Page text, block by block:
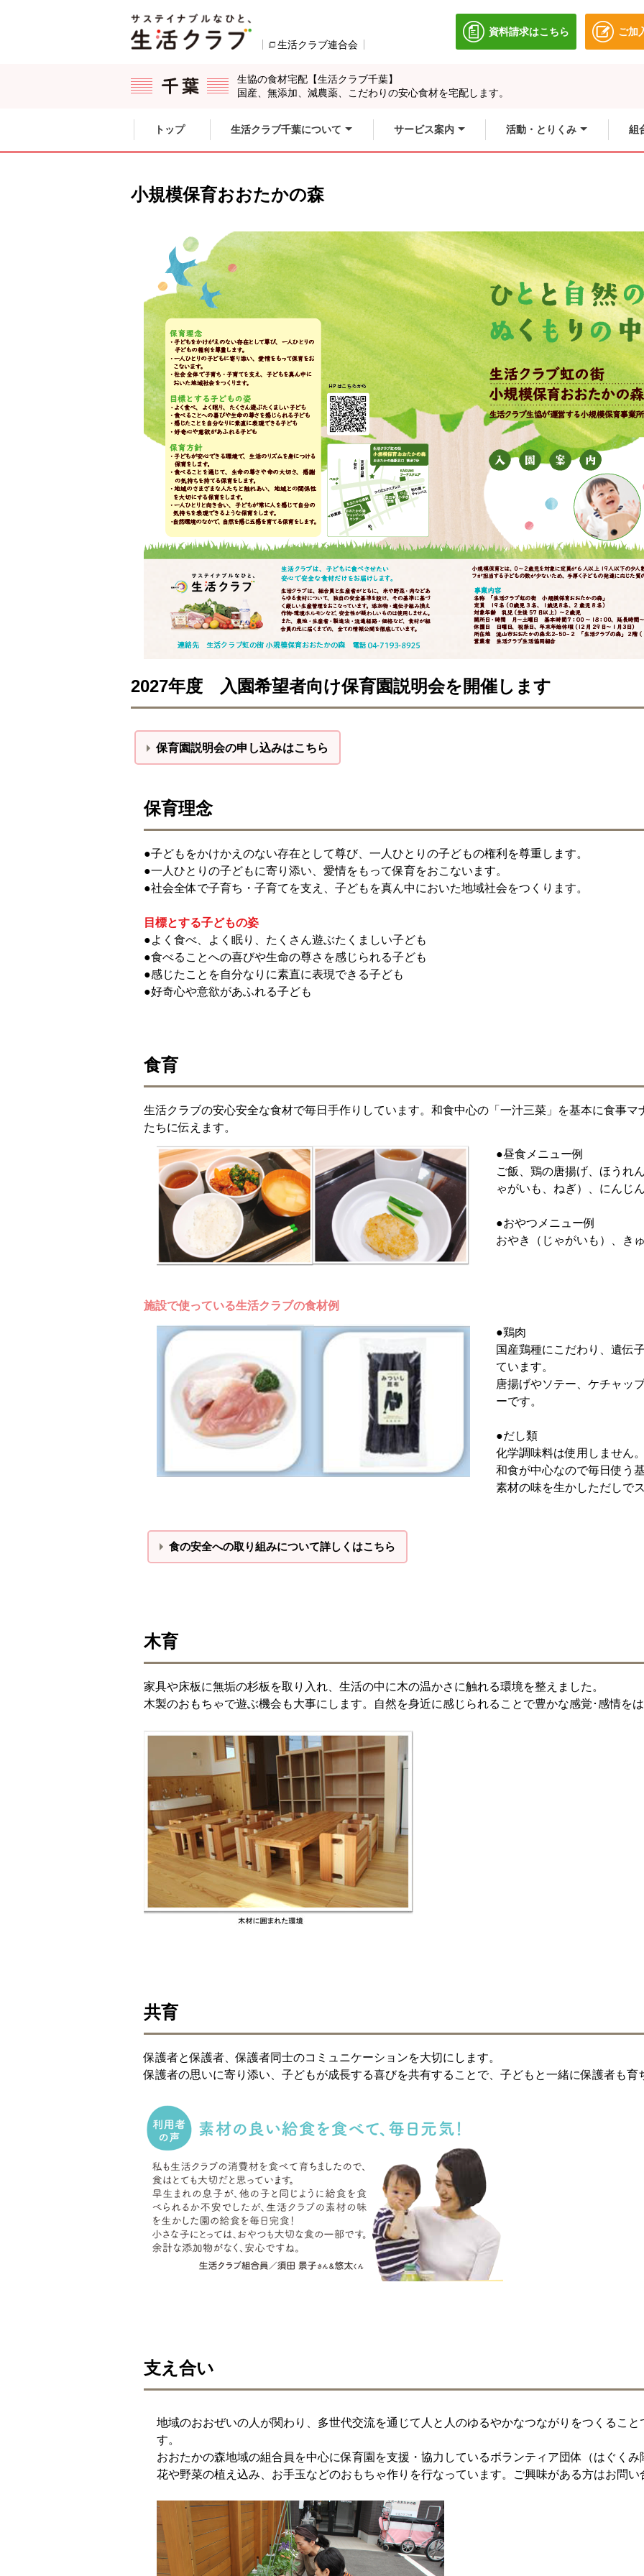
生活クラブ連合会 別のウィンドウで開きます。
資料請求はこちら
別のウィンドウで開きます
ご加
生協の食材宅配【生活クラブ千葉】
国産、無添加、減農薬、こだわりの安心食材を宅配します。
ここからサイト内共通メニューです。
サイト内共通メニューをスキップする
トップ 生活クラブ千葉について サービス案内 活動・とりくみ 組
小規模保育おおたかの森
2027年度 入園希望者向け保育園説明会を開催します
保育園説明会の申し込みはこちら
保育理念
●子どもをかけかえのない存在として尊び、一人ひとりの子どもの権利を尊重します。
●一人ひとりの子どもに寄り添い、愛情をもって保育をおこないます。
●社会全体で子育ち・子育てを支え、子どもを真ん中においた地域社会をつくります。
目標とする子どもの姿
●よく食べ、よく眠り、たくさん遊ぶたくましい子ども
●食べることへの喜びや生命の尊さを感じられる子ども
●感じたことを自分なりに素直に表現できる子ども
●好奇心や意欲があふれる子ども
食育
生活クラブの安心安全な食材で毎日手作りしています。和食中心の「一汁三菜」を基本に食事マ
たちに伝えます。
●昼食メニュー例
ご飯、鶏の唐揚げ、ほうれ
ゃがいも、ねぎ）、にんじ
●おやつメニュー例
おやき（じゃがいも）、き
施設で使っている生活クラブの食材例
●鶏肉
国産鶏種にこだわり、遺伝
ています。
唐揚げやソテー、ケチャッ
ーです。
●だし類
化学調味料は使用しません。
和食が中心なので毎日使う
素材の味を生かしただしで
食の安全への取り組みについて詳しくはこちら
木育
家具や床板に無垢の杉板を取り入れ、生活の中に木の温かさに触れる環境を整えました。
木製のおもちゃで遊ぶ機会も大事にします。自然を身近に感じられることで豊かな感覚･感情をは
共育
保護者と保護者、保護者同士のコミュニケーションを大切にします。
保護者の思いに寄り添い、子どもが成長する喜びを共有することで、子どもと一緒に保護者も
支え合い
地域のおおぜいの人が関わり、多世代交流を通じて人と人のゆるやかなつながりをつくること
す。
おおたかの森地域の組合員を中心に保育園を支援・協力しているボランティア団体（はぐくみ
花や野菜の植え込み、お手玉などのおもちゃ作りを行なっています。ご興味がある方はお問い